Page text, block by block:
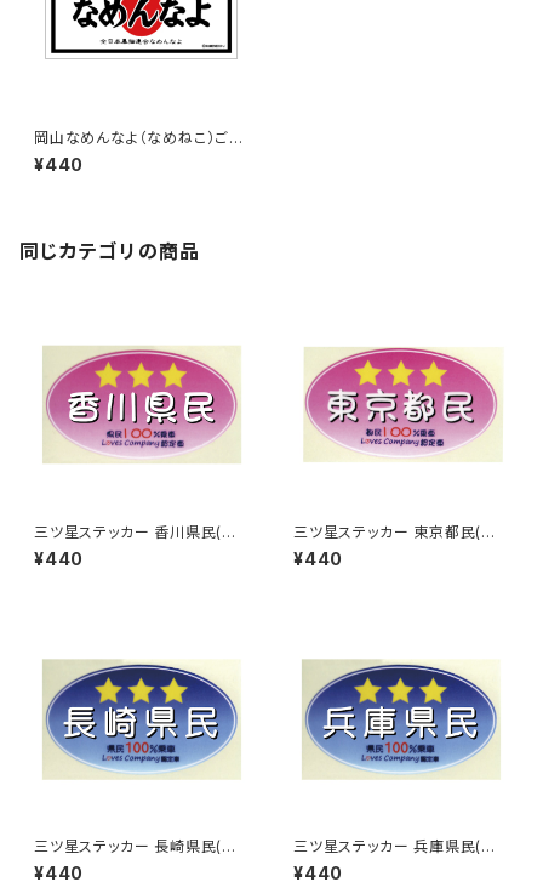
岡山なめんなよ（なめねこ）ご当
地ステッカー B-3
¥440
同じカテゴリの商品
三ツ星ステッカー 香川県民(ピ
ンク)
¥440
三ツ星ステッカー 東京都民(ピ
ンク)
¥440
三ツ星ステッカー 長崎県民(ブ
ルー)
¥440
三ツ星ステッカー 兵庫県民(ブ
ルー)
¥440